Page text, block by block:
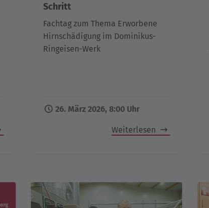
Schritt
Fachtag zum Thema Erworbene
Hirnschädigung im Dominikus-
Ringeisen-Werk
26. März 2026, 8:00 Uhr
Weiterlesen